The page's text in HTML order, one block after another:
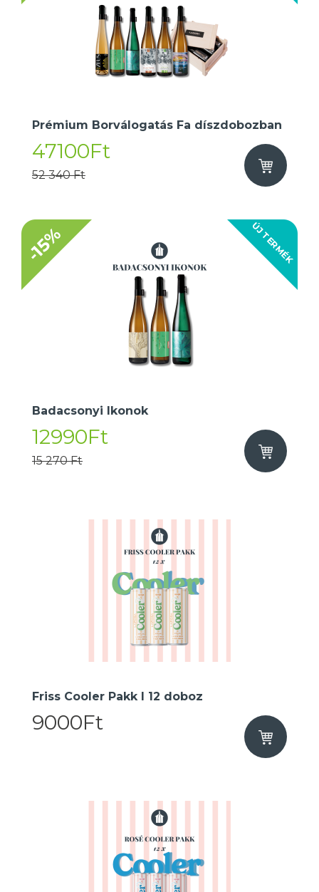
Prémium Borválogatás Fa díszdobozban
47100Ft
52 340 Ft
ÚJ TERMÉK
-15%
Badacsonyi Ikonok
12990Ft
15 270 Ft
Friss Cooler Pakk I 12 doboz
9000Ft